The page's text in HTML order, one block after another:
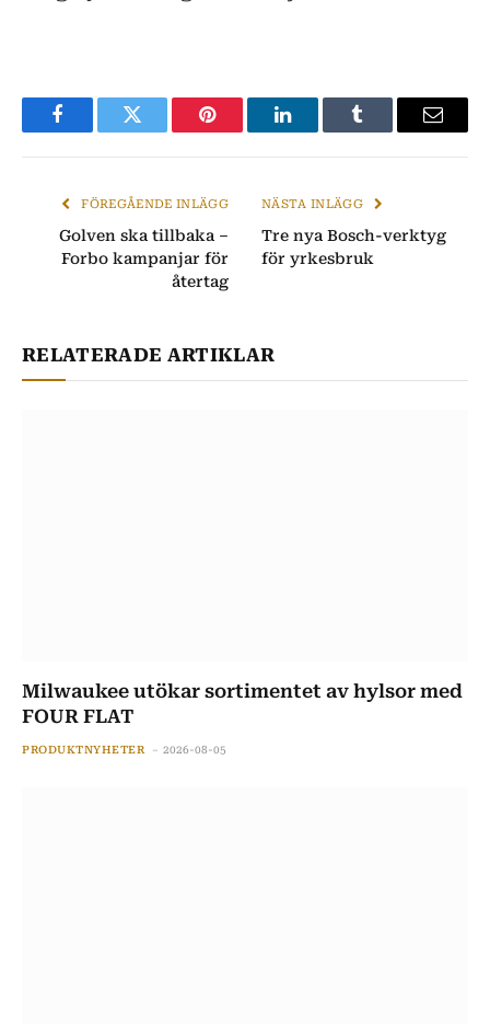
FacebookTwitter Pinterest LinkedInTumblr
E-
FÖREGÅENDE INLÄGG
Golven ska tillbaka –
Forbo kampanjar för
återtag
NÄSTA INLÄGG
Tre nya Bosch-verktyg
för yrkesbruk
RELATERADE ARTIKLAR
Milwaukee utökar sortimentet av hylsor med
FOUR FLAT
PRODUKTNYHETER 2026-08-05